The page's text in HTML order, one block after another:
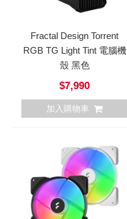
Fractal Design Torrent
RGB TG Light Tint 電腦機
殼 黑色
$7,990
加入購物車